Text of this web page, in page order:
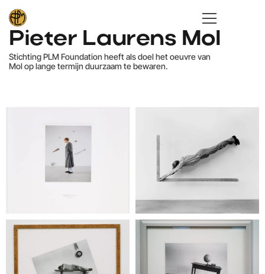
Pieter Laurens Mol
Stichting PLM Foundation heeft als doel het oeuvre van
Mol op lange termijn duurzaam te bewaren.